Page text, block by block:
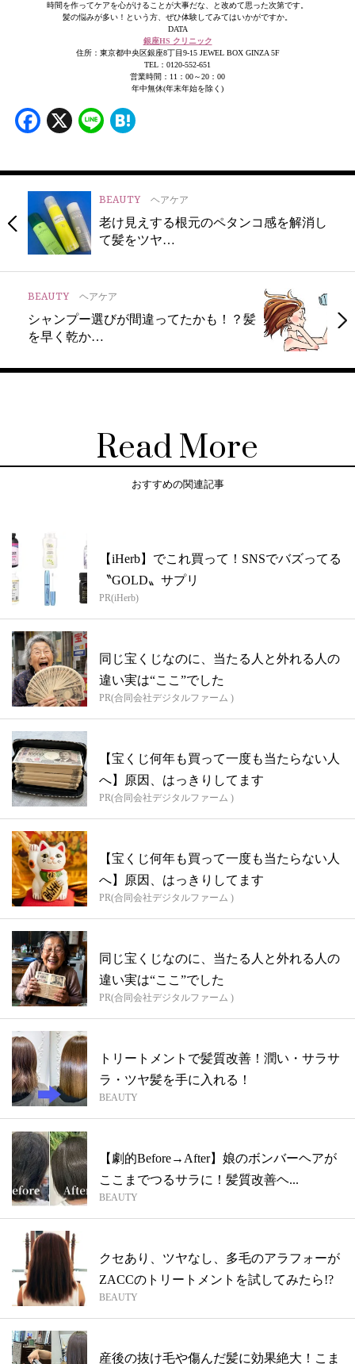
時間を作ってケアを心がけることが大事だな、と改めて思った次第です。
髪の悩みが多い！という方、ぜひ体験してみてはいかがですか。
DATA
銀座HS クリニック
住所：東京都中央区銀座8丁目9-15 JEWEL BOX GINZA 5F
TEL：0120-552-651
営業時間：11：00～20：00
年中無休(年末年始を除く)
Facebook
X Line
BEAUTY ヘアケア
老け見えする根元のペタンコ感を解消し
て髪をツヤ…
BEAUTY ヘアケア
シャンプー選びが間違ってたかも！？髪
を早く乾か…
Read More
おすすめの関連記事
【iHerb】でこれ買って！SNSでバズってる
〝GOLD〟サプリ
PR(iHerb)
同じ宝くじなのに、当たる人と外れる人の
違い実は“ここ”でした
PR(合同会社デジタルファーム )
【宝くじ何年も買って一度も当たらない人
へ】原因、はっきりしてます
PR(合同会社デジタルファーム )
【宝くじ何年も買って一度も当たらない人
へ】原因、はっきりしてます
PR(合同会社デジタルファーム )
同じ宝くじなのに、当たる人と外れる人の
違い実は“ここ”でした
PR(合同会社デジタルファーム )
トリートメントで髪質改善！潤い・サラサ
ラ・ツヤ髪を手に入れる！
BEAUTY
【劇的Before→After】娘のボンバーヘアが
ここまでつるサラに！髪質改善ヘ...
BEAUTY
クセあり、ツヤなし、多毛のアラフォーが
ZACCのトリートメントを試してみたら!?
BEAUTY
産後の抜け毛や傷んだ髪に効果絶大！こま